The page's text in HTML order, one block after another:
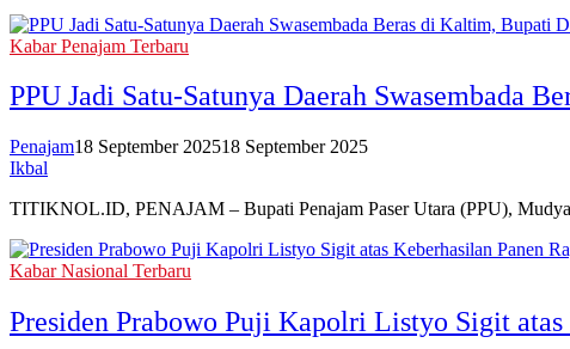
Kabar Penajam Terbaru
PPU Jadi Satu-Satunya Daerah Swasembada
Penajam18 September 202518 September 2025
Ikbal
TITIKNOL.ID, PENAJAM – Bupati Penajam Paser Utara (PPU),
Kabar Nasional Terbaru
Presiden Prabowo Puji Kapolri Listyo Sigit atas